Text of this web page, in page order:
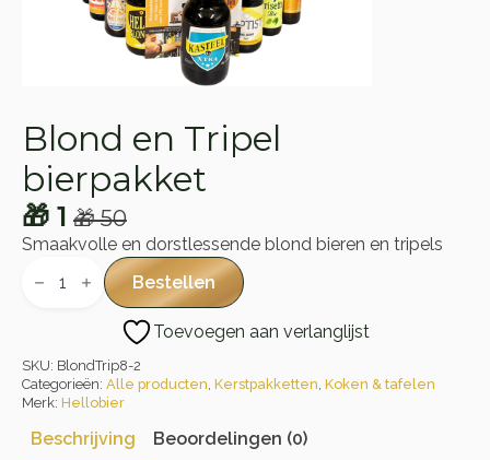
Blond en Tripel
bierpakket
🎁50
Oorspronkelijke
was:
🎁 1
Huidige
Smaakvolle en dorstlessende blond bieren en tripels
en
Bestellen
Toevoegen aan verlanglijst
SKU: BlondTrip8-2
Categorieën: Alle producten, Kerstpakketten, Koken & tafelen
Merk: Hellobier
Beschrijving Beoordelingen (0)